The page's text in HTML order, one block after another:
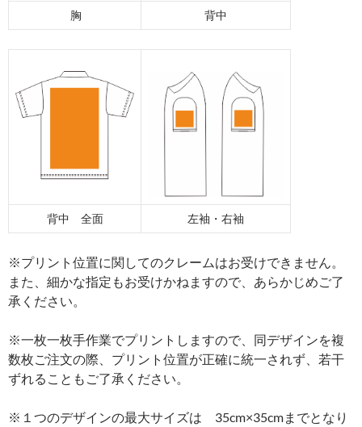
胸 背中
背中 全面 左袖・右袖
※プリント位置に関してのクレームはお受けできません。
また、細かな指定もお受けかねますので、あらかじめご了
承ください。
※一枚一枚手作業でプリントしますので、同デザインを複
数枚ご注文の際、プリント位置が正確に統一されず、若干
ずれることもご了承ください。
※１つのデザインの最大サイズは 35cm×35cmまでとなり